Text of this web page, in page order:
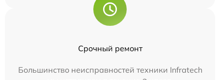
Срочный ремонт
Большинство неисправностей техники Infratech